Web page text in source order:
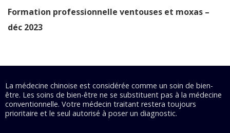
Formation professionnelle ventouses et moxas –
déc 2023
La médecine chinoise est considérée comme un soin de bien-
être. Les soins de bien-être ne se substituent pas à la médecine
conventionnelle. Votre médecin traitant restera toujours
prioritaire et le seul autorisé à poser un diagnostic.